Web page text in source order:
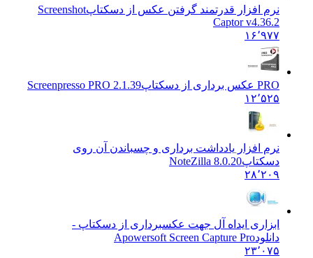
نرم افزار قدرتمند گرفتن عکس از دسکتاپScreenshot
Captor v4.36.2
۱۶٬۹۷۷
PRO عکس برداری از دسکتاپ
Screenpresso PRO 2.1.39
۱۲٬۵۲۵
نرم افزار یادداشت برداری و چسباندن آن روی
دسکتاپNoteZilla 8.0.20
۲۸٬۲۰۹
ابزاری ایداه آل جهت عکسبرداری از دسکتاپ -
دانلودApowersoft Screen Capture Pro
۲۳٬۰۷۵